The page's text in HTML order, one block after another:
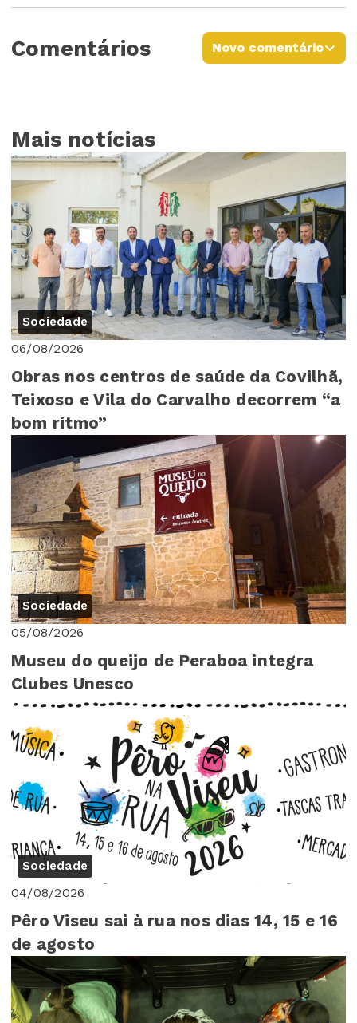
Comentários Novo comentário
Mais notícias
Sociedade
06/08/2026
Obras nos centros de saúde da Covilhã,
Teixoso e Vila do Carvalho decorrem “a
bom ritmo”
Sociedade
05/08/2026
Museu do queijo de Peraboa integra
Clubes Unesco
Sociedade
04/08/2026
Pêro Viseu sai à rua nos dias 14, 15 e 16
de agosto